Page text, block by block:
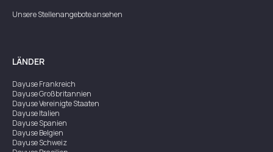
Unsere Stellenangebote ansehen
LÄNDER
DayuseFrankreich
DayuseGroßbritannien
DayuseVereinigte Staaten
DayuseItalien
DayuseSpanien
DayuseBelgien
DayuseSchweiz